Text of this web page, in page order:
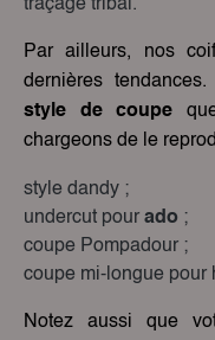
traçage tribal.
Par ailleurs, nos
dernières
style de coupe
chargeons de le
style dandy ;
undercut pour ado ;
coupe Pompadour ;
coupe mi-longue pour
Notez aussi que